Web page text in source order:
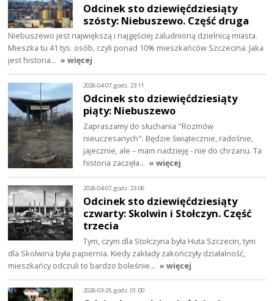
Odcinek sto dziewięćdziesiąty
szósty: Niebuszewo. Część druga
Niebuszewo jest największą i najgęściej zaludnioną dzielnicą miasta.
Mieszka tu 41 tys. osób, czyli ponad 10% mieszkańców Szczecina. Jaka
jest historia… » więcej
2026-04-07, godz. 23:11
Odcinek sto dziewięćdziesiąty
piąty: Niebuszewo
Zapraszamy do słuchania "Rozmów
nieuczesanych". Będzie świątecznie, radośnie,
jajecznie, ale – mam nadzieję - nie do chrzanu. Ta
historia zaczęła… » więcej
2026-04-07, godz. 23:06
Odcinek sto dziewięćdziesiąty
czwarty: Skolwin i Stołczyn. Część
trzecia
Tym, czym dla Stołczyna była Huta Szczecin, tym
dla Skolwina była papiernia. Kiedy zakłady zakończyły działalność,
mieszkańcy odczuli to bardzo boleśnie… » więcej
2026-03-25, godz. 01:00